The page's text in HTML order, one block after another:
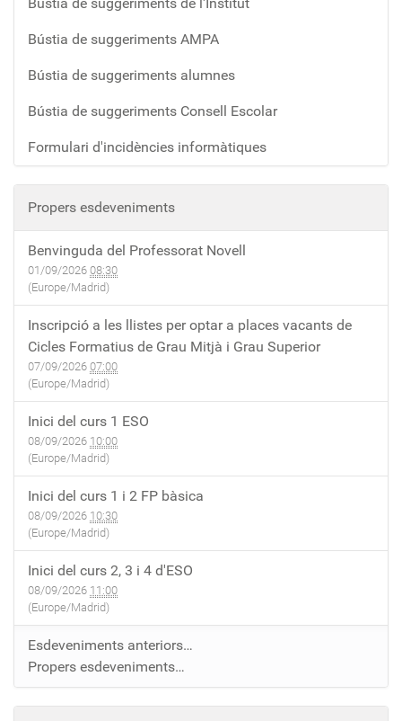
Bústia de suggeriments AMPA
Bústia de suggeriments alumnes
Bústia de suggeriments Consell Escolar
Formulari d'incidències informàtiques
Propers esdeveniments
Benvinguda del Professorat Novell
01/09/2026 08:30
(Europe/Madrid)
Inscripció a les llistes per optar a places vacants de
Cicles Formatius de Grau Mitjà i Grau Superior
07/09/2026 07:00
(Europe/Madrid)
Inici del curs 1 ESO
08/09/2026 10:00
(Europe/Madrid)
Inici del curs 1 i 2 FP bàsica
08/09/2026 10:30
(Europe/Madrid)
Inici del curs 2, 3 i 4 d'ESO
08/09/2026 11:00
(Europe/Madrid)
Esdeveniments anteriors…
Propers esdeveniments…